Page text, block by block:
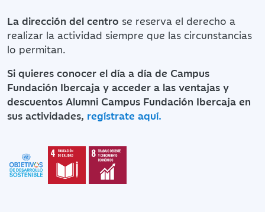
La dirección del centro se reserva el derecho a
realizar la actividad siempre que las circunstancias
lo permitan.
Si quieres conocer el día a día de Campus
Fundación Ibercaja y acceder a las ventajas y
descuentos Alumni Campus Fundación Ibercaja en
sus actividades, regístrate aquí.